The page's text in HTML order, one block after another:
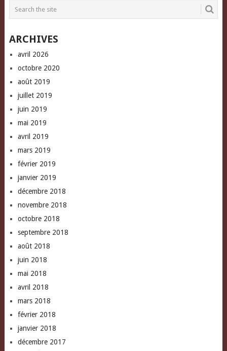
window)window)
ARCHIVES
avril 2026
octobre 2020
août 2019
juillet 2019
juin 2019
mai 2019
avril 2019
mars 2019
février 2019
janvier 2019
décembre 2018
novembre 2018
octobre 2018
septembre 2018
août 2018
juin 2018
mai 2018
avril 2018
mars 2018
février 2018
janvier 2018
décembre 2017